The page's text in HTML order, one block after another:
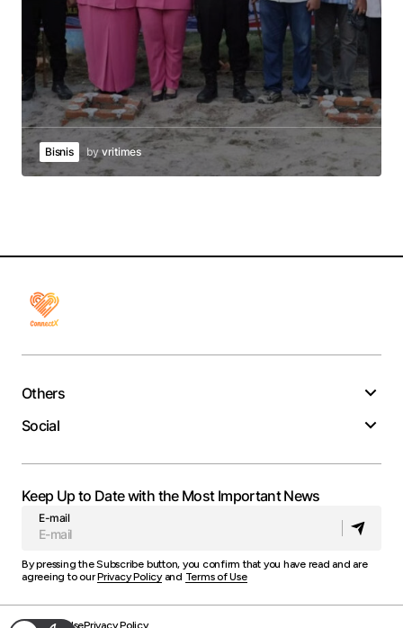
Bisnis byvritimes
Others
Social
Keep Up to Date with the Most Important News
E-mail
By pressing the Subscribe button, you confirm that you have read and are
agreeing to ourPrivacy Policyand Terms of Use
Terms of UsePrivacy Policy